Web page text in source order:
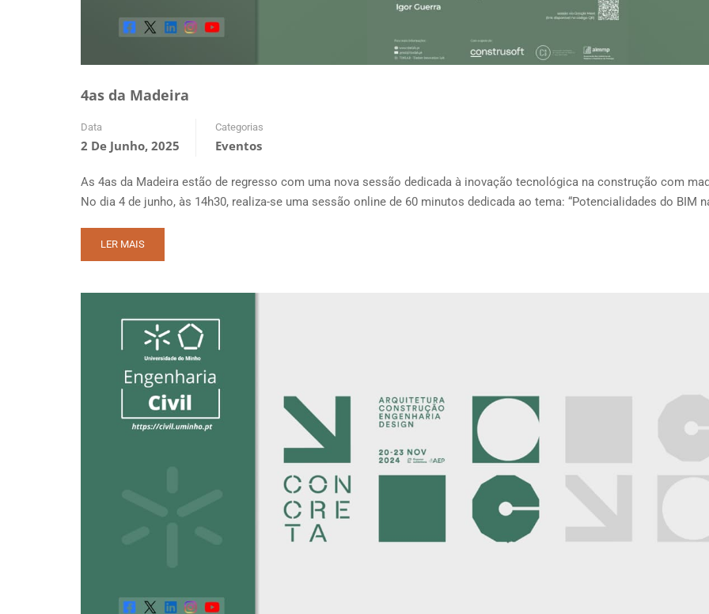
4as da Madeira
Data
2 De Junho, 2025
Categorias
Eventos
As 4as da Madeira estão de regresso com uma nova sessão dedicada à inovação tecnológica na construção com
No dia 4 de junho, às 14h30, realiza-se uma sessão online de 60 minutos dedicada ao tema: “Potencialidades do BIM
READ
MORE
4AS
MADEIRA
LER MAIS